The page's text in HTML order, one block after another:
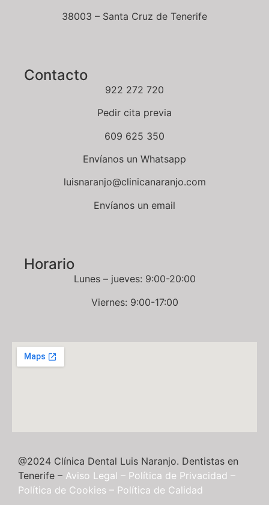
38003 – Santa Cruz de Tenerife
Contacto
922 272 720
Pedir cita previa
609 625 350
Envíanos un Whatsapp
luisnaranjo@clinicanaranjo.com
Envíanos un email
Horario
Lunes – jueves: 9:00-20:00
Viernes: 9:00-17:00
@2024 Clínica Dental Luis Naranjo. Dentistas en
Tenerife – Aviso Legal – Política de Privacidad –
Política de Cookies – Política de Calidad